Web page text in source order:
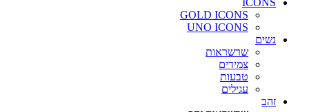
ICONS
GOLD ICONS
UNO ICONS
נשים
שרשראות
צמידים
טבעות
עגילים
זהב